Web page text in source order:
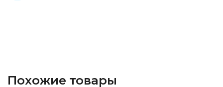
Похожие товары